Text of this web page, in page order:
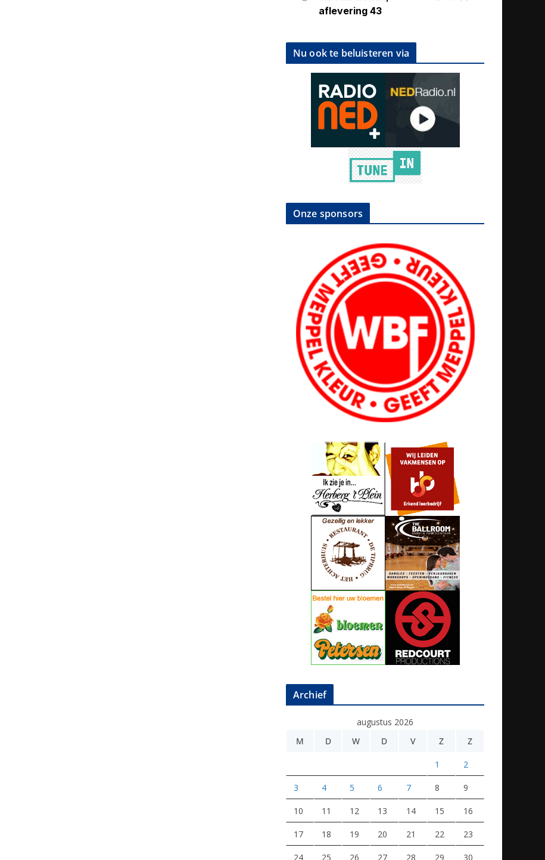
Nu ook te beluisteren via
Onze sponsors
Archief
augustus 2026
M
D W D V Z Z
1 2
3 4 5 6 7 8 9
10 11 12 13 14 15 16
17 18 19 20 21 22 23
24 25 26 27 28 29 30